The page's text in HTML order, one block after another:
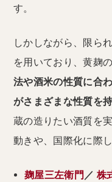
す。
しかしながら、限ら
を用いており、黄麹
法や酒米の性質に合
がさまざまな性質を
蔵の造りたい酒質を
動きや、国際化に際
麹屋三左衛門 ／ 株